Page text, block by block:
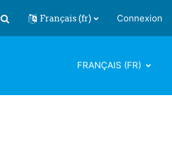
Activer/désactiver la saisie de
Français ‎(fr)‎ Connexion
FRANÇAIS ‎(FR)‎